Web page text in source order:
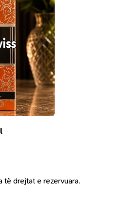
të drejtat e rezervuara.